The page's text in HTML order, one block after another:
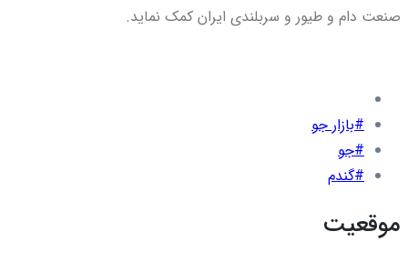
صنعت دام و طیور و سربلندی ایران کمک نماید.
#بازار جو
#جو
#گندم
موقعیت